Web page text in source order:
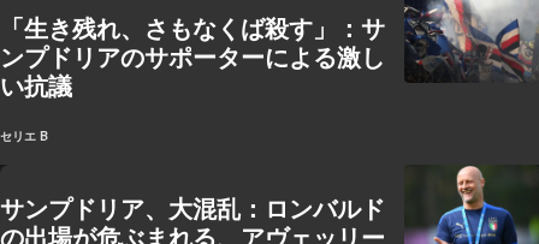
「生き残れ、さもなくば殺す」：サ
ンプドリアのサポーターによる激し
い抗議
セリエ B
サンプドリア、大混乱：ロンバルド
の出場が危ぶまれる、アヴェッリー